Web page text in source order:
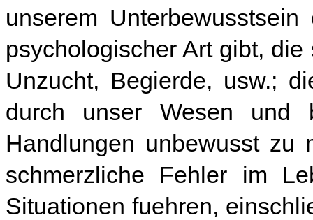
unserem
psychologischer Art gibt,
Unzucht, Begierde, usw.;
durch unser Wesen und
Handlungen unbewusst zu
schmerzliche Fehler im
Situationen fuehren,